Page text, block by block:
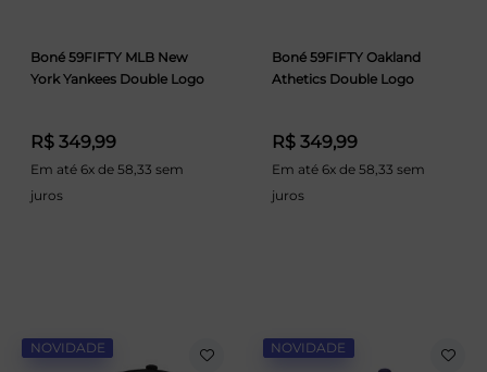
Boné 59FIFTY MLB New
York Yankees Double Logo
R$ 349,99
Em até 6x de 58,33 sem
juros
Boné 59FIFTY Oakland
Athetics Double Logo
R$ 349,99
Em até 6x de 58,33 sem
juros
NOVIDADE NOVIDADE